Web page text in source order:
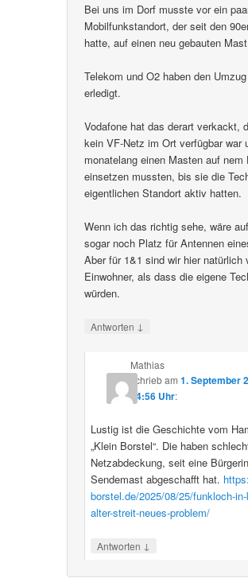
Bei uns im Dorf musste vor ein
Mobilfunkstandort, der seit den
hatte, auf einen neu gebauten
Telekom und O2 haben den
erledigt.
Vodafone hat das derart verkackt,
kein VF-Netz im Ort verfügbar war
monatelang einen Masten auf nem
einsetzen mussten, bis sie die
eigentlichen Standort aktiv hatten.
Wenn ich das richtig sehe, wäre
sogar noch Platz für Antennen
Aber für 1&1 sind wir hier natürlich
Einwohner, als dass die eigene
würden.
Antworten ↓
Mathias
schriebam 1. September
14:56 Uhr:
Lustig ist die Geschichte vom
„Klein Borstel“. Die haben
Netzabdeckung, seit eine
Sendemast abgeschafft hat.
borstel.de/2025/08/25/funkloch-
alter-streit-neues-problem/
Antworten ↓